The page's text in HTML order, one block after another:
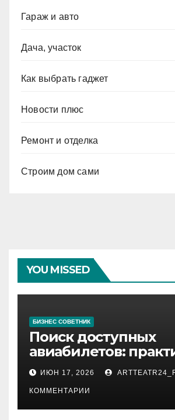
Гараж и авто
Дача, участок
Как выбрать гаджет
Новости плюс
Ремонт и отделка
Строим дом сами
YOU MISSED
БИЗНЕС СОВЕТНИК
Поиск доступных
авиабилетов:
рекомендации
ИЮН 17, 2026
КОММЕНТАРИИ